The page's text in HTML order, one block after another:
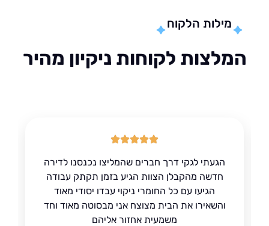
מילות הלקוח
לקוחות ניקיון מהיר
הגעתי לגקי דרך חברים שהמליצו נכנסנו לדירה
חדשה מהקבלן הצוות הגיע בזמן תקתק עבודה
הגיעו עם כל החומרי ניקוי עבדו יסודי מאוד
והשאירו את הבית מצוצח אני מבסוטה מאוד וחד
משמעית אחזור אליהם